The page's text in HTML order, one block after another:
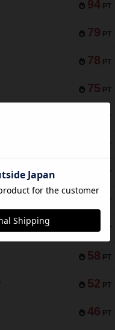
94 PT
79 PT
78 PT
75 PT
PT
PT
PT
PT
59 PT
58 PT
52 PT
46 PT